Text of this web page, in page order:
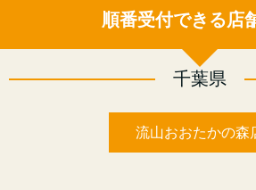
順番受付できる店
千葉県
流山おおたかの森